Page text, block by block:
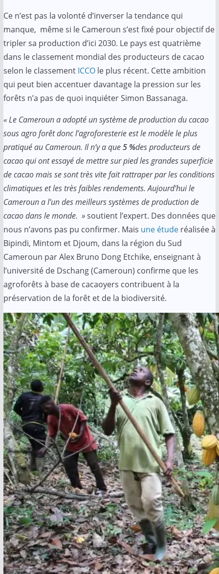
Ce n’est pas la volonté d’inverser la tendance qui
manque, même si le Cameroun s’est fixé pour objectif de
tripler sa production d’ici 2030. Le pays est quatrième
dans le classement mondial des producteurs de cacao
selon le classementICCO le plus récent. Cette ambition
qui peut bien accentuer davantage la pression sur les
forêts n’a pas de quoi inquiéter Simon Bassanaga.
« Le Cameroun a adopté un système de production du cacao
sous agro forêt donc l’agroforesterie est le modèle le plus
pratiqué au Cameroun. Il n’y a que5 %des producteurs de
cacao qui ont essayé de mettre sur pied les grandes superficie
de cacao mais se sont très vite fait rattraper par les conditions
climatiques et les très faibles rendements. Aujourd’hui le
Cameroun a l’un des meilleurs systèmes de production de
cacao dans le monde. »soutient l’expert. Des données que
nous n’avons pas pu confirmer. Mais une étuderéalisée à
Bipindi, Mintom et Djoum, dans la région du Sud
Cameroun par Alex Bruno Dong Etchike, enseignant à
l’université de Dschang (Cameroun) confirme que les
agroforêts à base de cacaoyers contribuent à la
préservation de la forêt et de la biodiversité.